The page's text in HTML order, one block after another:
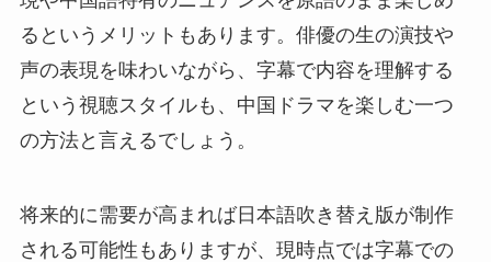
るというメリットもあります。俳優の生の演技や
声の表現を味わいながら、字幕で内容を理解する
という視聴スタイルも、中国ドラマを楽しむ一つ
の方法と言えるでしょう。
将来的に需要が高まれば日本語吹き替え版が制作
される可能性もありますが、現時点では字幕での